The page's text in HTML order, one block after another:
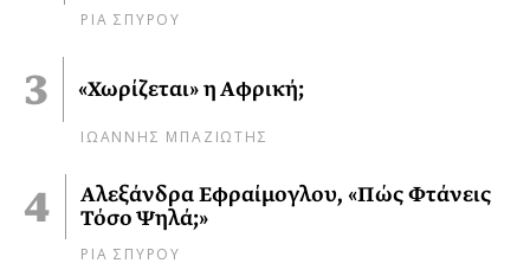
ΡΙΑ ΣΠΥΡΟΥ
«Χωρίζεται» η Αφρική;
ΙΩΑΝΝΗΣ ΜΠΑΖΙΩΤΗΣ
Αλεξάνδρα Εφραίμογλου, «Πώς Φτάνεις
Τόσο Ψηλά;»
ΡΙΑ ΣΠΥΡΟΥ